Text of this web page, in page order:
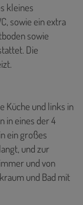
kleines
sowie ein extra
sowie
Die
Küche und links in
in eines der 4
ein großes
und zur
und von
und Bad mit